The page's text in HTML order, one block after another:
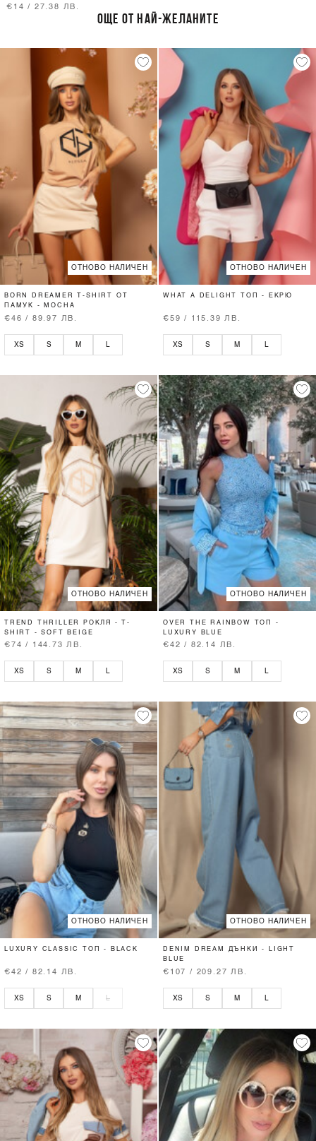
- БЕЛИ
€14 / 27.38 ЛВ.
ОЩЕ ОТ НАЙ-ЖЕЛАНИТЕ
ОТНОВО НАЛИЧЕН
BORN DREAMER T-SHIRT ОТ
ПАМУК - MOCHA
€46 / 89.97 ЛВ.
XS S M
ОТНОВО НАЛИЧЕН
WHAT A DELIGHT ТОП - ЕКРЮ
€59 / 115.39 ЛВ.
XS S M
ОТНОВО НАЛИЧЕН
TREND THRILLER РОКЛЯ - T-
SHIRT - SOFT BEIGE
€74 / 144.73 ЛВ.
XS S M L
ОТНОВО НАЛИЧЕН
OVER THE RAINBOW ТОП -
LUXURY BLUE
€42 / 82.14 ЛВ.
XS S M L
ОТНОВО НАЛИЧЕН
LUXURY CLASSIC ТОП - BLACK
€42 / 82.14 ЛВ.
XS S M L
ОТНОВО НАЛИЧЕН
DENIM DREAM ДЪНКИ - LIGHT
BLUE
€107 / 209.27 ЛВ.
XS S M